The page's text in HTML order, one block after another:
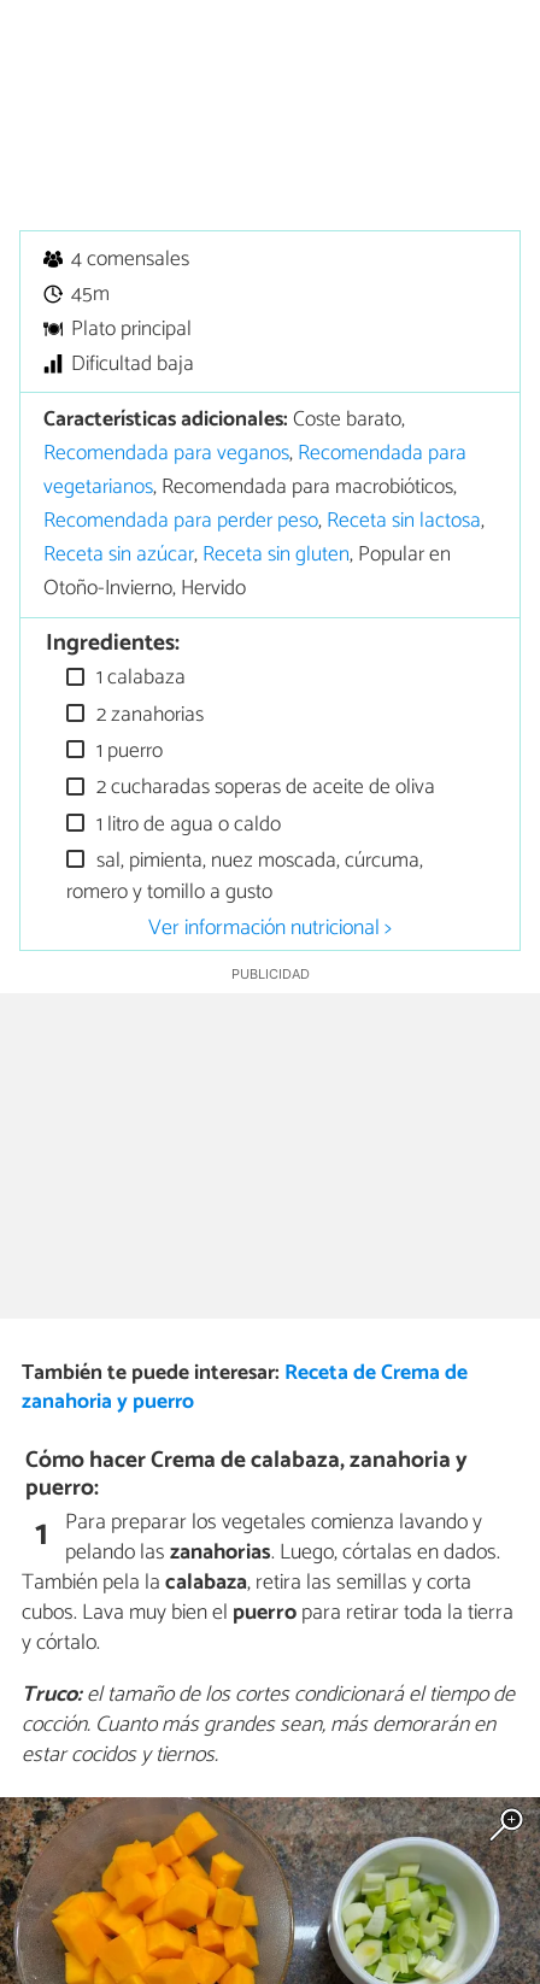
4 comensales
45m
Plato principal
Dificultad baja
Características adicionales:Coste barato,
Recomendada para veganos,Recomendada para
vegetarianos, Recomendada para macrobióticos,
Recomendada para perder peso,Receta sin lactosa,
Receta sin azúcar,Receta sin gluten, Popular en
Otoño-Invierno, Hervido
Ingredientes:
1 calabaza
2 zanahorias
1 puerro
2 cucharadas soperas de aceite de oliva
1 litro de agua o caldo
sal, pimienta, nuez moscada, cúrcuma,
romero y tomillo a gusto
Ver información nutricional >
También te puede interesar: Receta de Crema de
zanahoria y puerro
Cómo hacer Crema de calabaza, zanahoria y
puerro:
1 Para preparar los vegetales comienza lavando y
pelando laszanahorias. Luego, córtalas en dados.
También pela lacalabaza, retira las semillas y corta
cubos. Lava muy bien el puerropara retirar toda la tierra
y córtalo.
Truco:el tamaño de los cortes condicionará el tiempo de
cocción. Cuanto más grandes sean, más demorarán en
estar cocidos y tiernos.